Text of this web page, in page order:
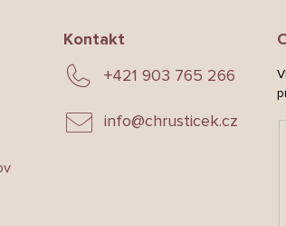
Kontakt
info@chrusticek.cz
+421 903 765 266